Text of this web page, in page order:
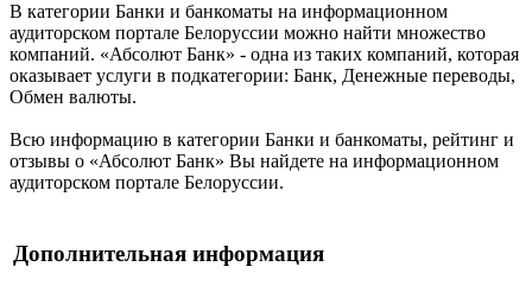
В категории Банки и банкоматы на информационном
аудиторском портале Белоруссии можно найти множество
компаний. «Абсолют Банк» - одна из таких компаний, которая
оказывает услуги в подкатегории: Банк, Денежные переводы,
Обмен валюты.
Всю информацию в категории Банки и банкоматы, рейтинг и
отзывы о «Абсолют Банк» Вы найдете на информационном
аудиторском портале Белоруссии.
Дополнительная информация